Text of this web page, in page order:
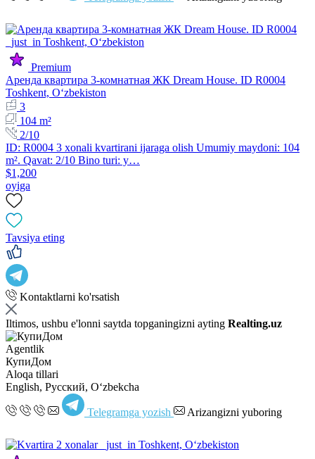
Premium
Аренда квартира 3-комнатная ЖК Dream House. ID R0004
Toshkent, Oʻzbekiston
3
104 m²
2/10
ID: R0004 3 xonali kvartirani ijaraga olish Umumiy maydoni: 104
m². Qavat: 2/10 Bino turi: y…
$1,200
oyiga
Tavsiya eting
Kontaktlarni ko'rsatish
Iltimos, ushbu e'lonni saytda topganingizni ayting Realting.uz
Agentlik
КупиДом
Aloqa tillari
English, Русский, Oʻzbekcha
Telegramga yozish Arizangizni yuboring